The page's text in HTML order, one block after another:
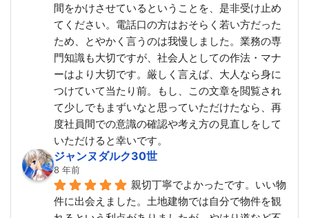
間をかけさせているということを、是非受け止め
てください。電話口の方はおそらく若い方だった
ため、とやかく言うのは我慢しました。業務の専
門知識も大切ですが、社会人としての作法・マナ
ーはより大切です。厳しく言えば、大人なら身に
つけていて当たり前。もし、この文章を閲覧され
て少しでもまずいなと思っていただけたなら、再
度社員間での意識の確認や考え方の見直しをして
いただけると幸いです。
ジャンヌダルク30世
8 年前
親切丁寧でよかったです。いい物
件に出会えました。土地建物では自分で物件を観